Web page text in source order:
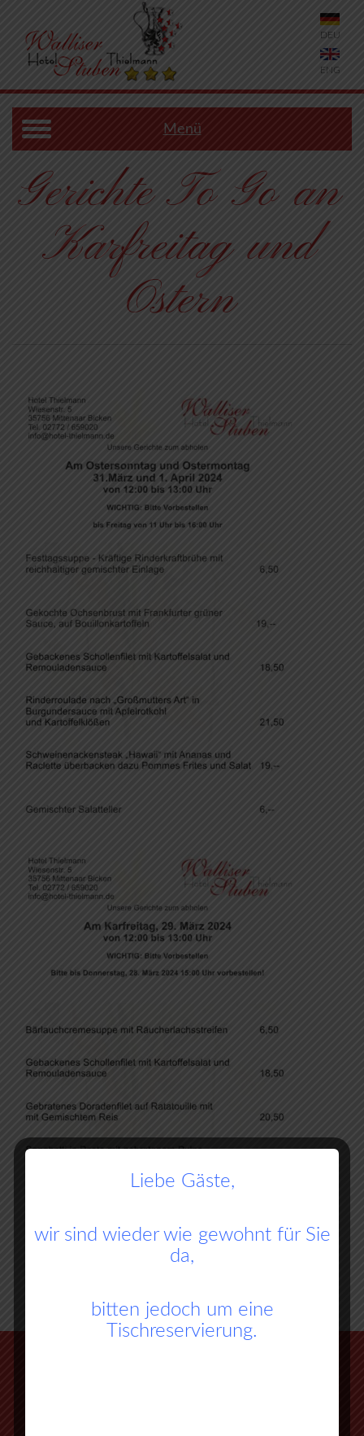
DEU
ENG
Menü
Gerichte To Go an
Karfreitag und
Ostern
Liebe Gäste,
wir sind wieder wie gewohnt für Sie
da,
bitten jedoch um eine
Tischreservierung.